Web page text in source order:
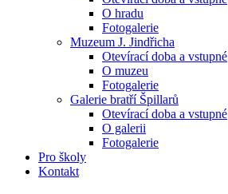
O hradu
Fotogalerie
Muzeum J. Jindřicha
Otevírací doba a vstupné
O muzeu
Fotogalerie
Galerie bratří Špillarů
Otevírací doba a vstupné
O galerii
Fotogalerie
Pro školy
Kontakt